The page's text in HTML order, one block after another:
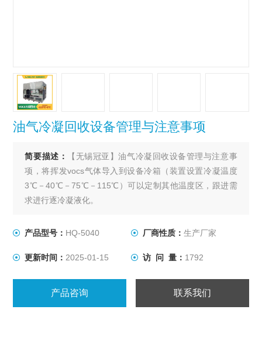
油气冷凝回收设备管理与注意事项
简要描述：
【无锡冠亚】油气冷凝回收设备管理与注意事
项，将挥发vocs气体导入到设备冷箱（装置设置冷凝温度
3℃－40℃－75℃－115℃）可以定制其他温度区，跟进需
求进行逐冷凝液化。
产品型号： HQ-5040 厂商性质： 生产厂家
更新时间： 2025-01-15 访 问 量： 1792
产品咨询 联系我们